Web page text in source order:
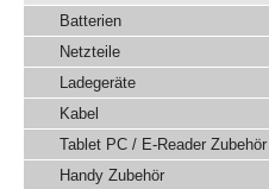
Batterien
Netzteile
Ladegeräte
Kabel
Tablet PC / E-Reader Zubehör
Handy Zubehör